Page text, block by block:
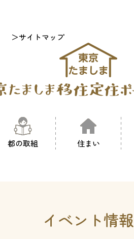
＞サイトマップ
都の取組 住まい
イベント情報